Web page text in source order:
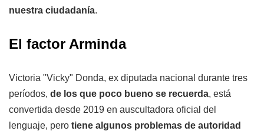
nuestra ciudadanía.
El factor Arminda
Victoria "Vicky" Donda, ex diputada nacional durante tres
períodos, de los que poco bueno se recuerda, está
convertida desde 2019 en auscultadora oficial del
lenguaje, pero tiene algunos problemas de autoridad